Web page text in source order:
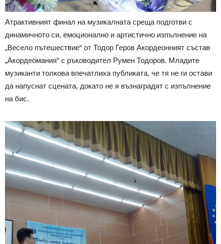
Атрактивният финал на музикалната среща подготви с
динамичното си, емоционално и артистично изпълнение на
„Весело пътешествие“ от Тодор Геров Акордеонният състав
„Акордеомания“ с ръководител Румен Тодоров. Младите
музиканти толкова впечатлиха публиката, че тя не ги остави
да напуснат сцената, докато не я възнаградят с изпълнение
на бис.